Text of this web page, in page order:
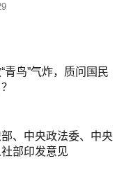
青鸟”气炸，质问国民
、中央政法委、中央
部印发意见